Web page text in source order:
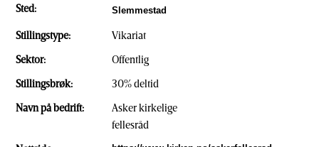
Sted:
Slemmestad
Stillingstype:
Vikariat
Sektor:
Offentlig
Stillingsbrøk:
30% deltid
Navn på bedrift:
Asker kirkelige
fellesråd